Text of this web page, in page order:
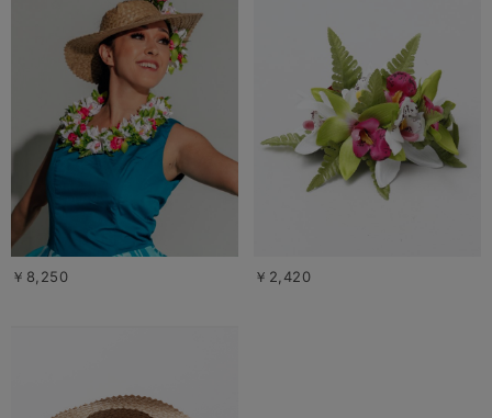
￥8,250 ￥2,420